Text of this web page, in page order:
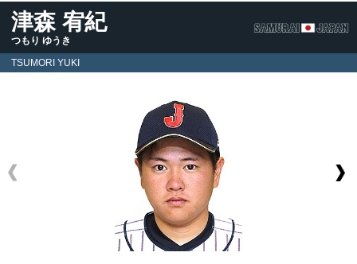
津森 宥紀
つもり ゆうき
TSUMORI YUKI